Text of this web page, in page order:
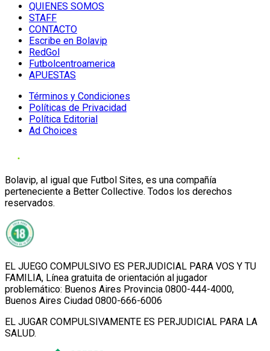
QUIENES SOMOS
STAFF
CONTACTO
Escribe en Bolavip
RedGol
Futbolcentroamerica
APUESTAS
Términos y Condiciones
Políticas de Privacidad
Política Editorial
Ad Choices
Bolavip, al igual que Futbol Sites, es una compañía
perteneciente a Better Collective. Todos los derechos
reservados.
EL JUEGO COMPULSIVO ES PERJUDICIAL PARA VOS Y TU
FAMILIA, Línea gratuita de orientación al jugador
problemático: Buenos Aires Provincia 0800-444-4000,
Buenos Aires Ciudad 0800-666-6006
EL JUGAR COMPULSIVAMENTE ES PERJUDICIAL PARA LA
SALUD.